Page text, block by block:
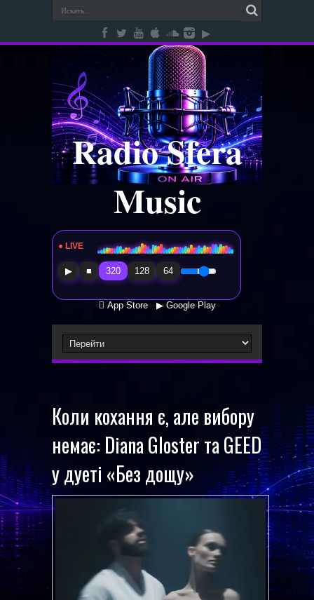
Radio Sfera
Music
● LIVE Radio Sfera Music
▶ ■ 320 128 64
 App Store ▶ Google Play
Коли кохання є, але вибору
немає: Diana Gloster та GEED
у дуеті «Без дощу»